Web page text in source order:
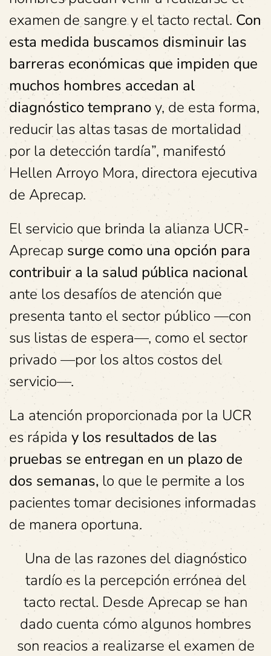
examen de sangre y el tacto rectal. Con
esta medida buscamos disminuir las
barreras económicas que impiden que
muchos hombres accedan al
diagnóstico tempranoy, de esta forma,
reducir las altas tasas de mortalidad
por la detección tardía”, manifestó
Hellen Arroyo Mora, directora ejecutiva
de Aprecap.
El servicio que brinda la alianza UCR-
Aprecap surge como una opción para
contribuir a la salud pública nacional
ante los desafíos de atención que
presenta tanto el sector público —con
sus listas de espera—, como el sector
privado —por los altos costos del
servicio—.
La atención proporcionada por la UCR
es rápida y los resultados de las
pruebas se entregan en un plazo de
dos semanas, lo que le permite a los
pacientes tomar decisiones informadas
de manera oportuna.
Una de las razones del diagnóstico
tardío es la percepción errónea del
tacto rectal. Desde Aprecap se han
dado cuenta cómo algunos hombres
son reacios a realizarse el examen de